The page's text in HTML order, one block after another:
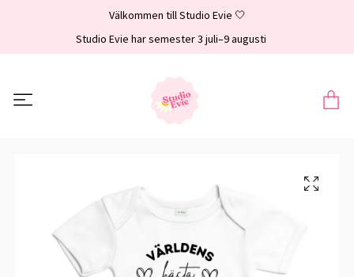
Välkommen till Studio Evie 🤍
Studio Evie har semester 3 juli–9 augusti